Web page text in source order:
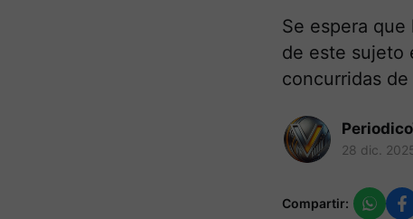
Se espera
de este sujeto
concurridas de
28 dic.
Compartir: